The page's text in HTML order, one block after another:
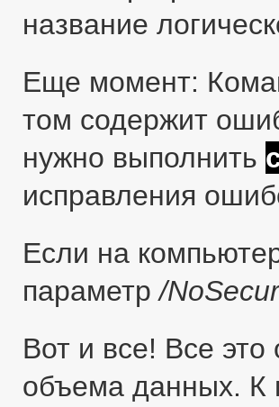
название
Еще момент:
том содержит
нужно выполнить
исправления
Если на
параметр/
Вот и все! Все это
объема данных. К